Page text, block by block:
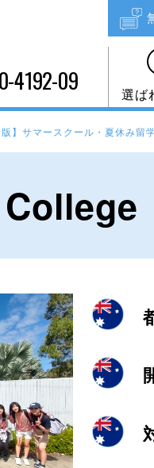
4192-09 選ば
版】サマースクール・夏休み留